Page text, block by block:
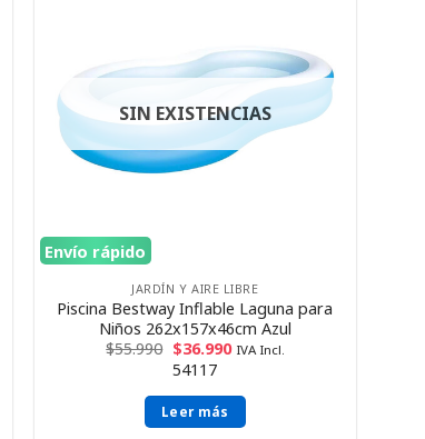
Envío rápido
SIN EXISTENCIAS
JARDÍN Y AIRE LIBRE
Piscina Bestway Inflable Laguna para
Niños 262x157x46cm Azul
$55.990 $36.990 IVA Incl.
54117
Leer más